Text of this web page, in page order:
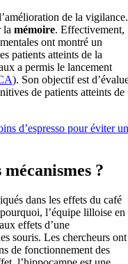
de la vigilance.
la mémoire. Effectivement,
ont montré un
patients atteints de la
a permis le lancement
). Son objectif est
de patients atteints de
d’espresso pour éviter
?
dans les effets du café
l’équipe lilloise en
effets d’une
souris. Les chercheurs ont
de fonctionnement des